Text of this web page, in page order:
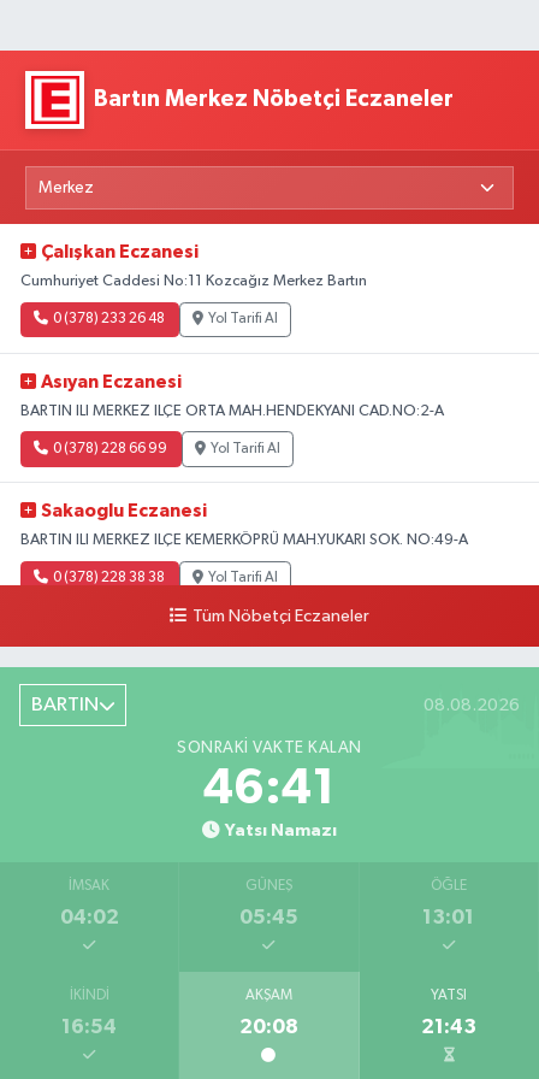
Bartın Merkez Nöbetçi Eczaneler
Çalışkan Eczanesi
Cumhuriyet Caddesi No:11 Kozcağız Merkez Bartın
0 (378) 233 26 48 Yol Tarifi Al
Asıyan Eczanesi
BARTIN ILI MERKEZ ILÇE ORTA MAH.HENDEKYANI CAD.NO:2-A
0 (378) 228 66 99 Yol Tarifi Al
Sakaoglu Eczanesi
BARTIN ILI MERKEZ ILÇE KEMERKÖPRÜ MAH.YUKARI SOK. NO:49-A
0 (378) 228 38 38 Yol Tarifi Al
Tüm Nöbetçi Eczaneler
BARTIN 08.08.2026
SONRAKI VAKTE KALAN
46:40
Yatsı Namazı
İMSAK
04:02
GÜNEŞ
05:45
ÖĞLE
13:01
İKINDI
16:54
AKŞAM
20:08
YATSI
21:43